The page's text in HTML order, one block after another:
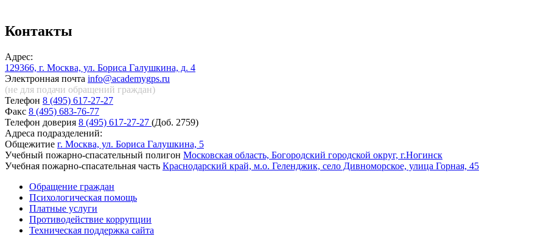
Контакты
Адрес:
129366, г. Москва, ул. Бориса Галушкина, д. 4
Электронная почта info@academygps.ru
(не для подачи обращений граждан)
Телефон 8 (495) 617-27-27
Факс 8 (495) 683-76-77
Телефон доверия 8 (495) 617-27-27 (Доб. 2759)
Адреса подразделений:
Общежитие г. Москва, ул. Бориса Галушкина, 5
Учебный пожарно-спасательный полигон Московская область, Богородский городской округ, г.Ногинск
Учебная пожарно-спасательная часть Краснодарский край, м.о. Геленджик, село Дивноморское, улица Горная, 45
Обращение граждан
Психологическая помощь
Платные услуги
Противодействие коррупции
Техническая поддержка сайта